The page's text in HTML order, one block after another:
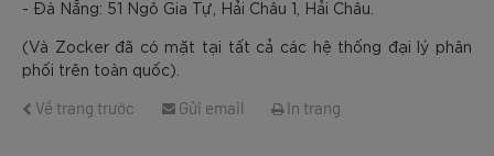
- Đà Nẵng: 51 Ngô Gia Tự, Hải Châu 1, Hải Châu.
(Và Zocker đã có mặt tại tất cả các hệ thống đại lý phân
phối trên toàn quốc).
Về trang trước
Gửi email In trang